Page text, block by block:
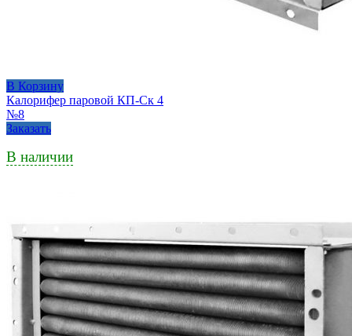
В Корзину
Калорифер паровой КП-Ск 4
№8
Заказать
В наличии